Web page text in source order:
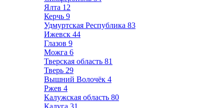
Ялта 12
Керчь 9
Удмуртская Республика 83
Ижевск 44
Глазов 9
Можга 6
Тверская область 81
Тверь 29
Вышний Волочёк 4
Ржев 4
Калужская область 80
Калуга 31